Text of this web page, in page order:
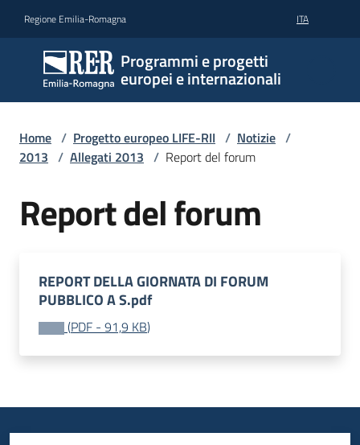
Regione Emilia-Romagna ITA
Programmi e progetti
europei e internazionali
Home / Progetto europeo LIFE-RII / Notizie /
2013 / Allegati 2013 / Report del forum
Report del forum
REPORT DELLA GIORNATA DI FORUM
PUBBLICO A S.pdf
(PDF - 91,9 KB)